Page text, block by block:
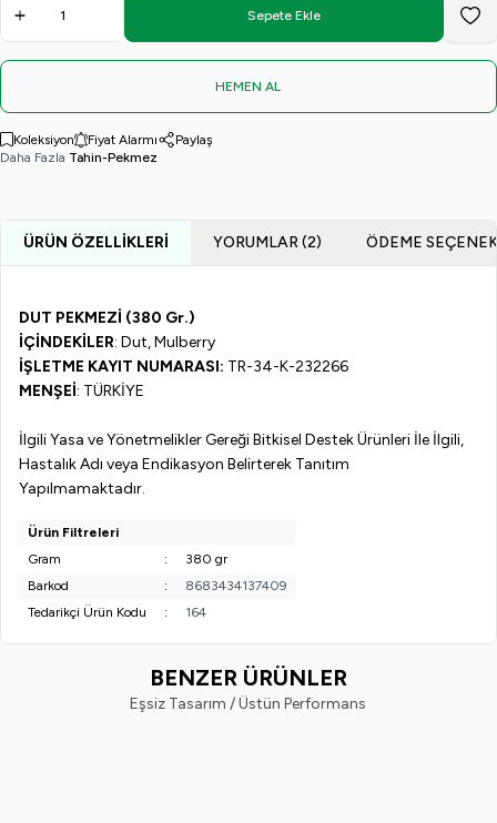
Sepete Ekle
HEMEN AL
Koleksiyon Fiyat Alarmı
Paylaş
Daha Fazla Tahin-Pekmez
ÜRÜN ÖZELLIKLERI YORUMLAR (2) ÖDEME
DUT PEKMEZİ (380 Gr.)
İÇİNDEKİLER: Dut, Mulberry
İŞLETME KAYIT NUMARASI: TR-34-K-232266
MENŞEİ: TÜRKİYE
İlgili Yasa ve Yönetmelikler Gereği Bitkisel Destek Ürünleri İle İlgili,
Hastalık Adı veya Endikasyon Belirterek Tanıtım
Yapılmamaktadır.
Ürün Filtreleri
Gram
:
380 gr
Barkod
:
8683434137409
Tedarikçi Ürün Kodu
: 164
BENZER ÜRÜNLER
Eşsiz Tasarım / Üstün Performans